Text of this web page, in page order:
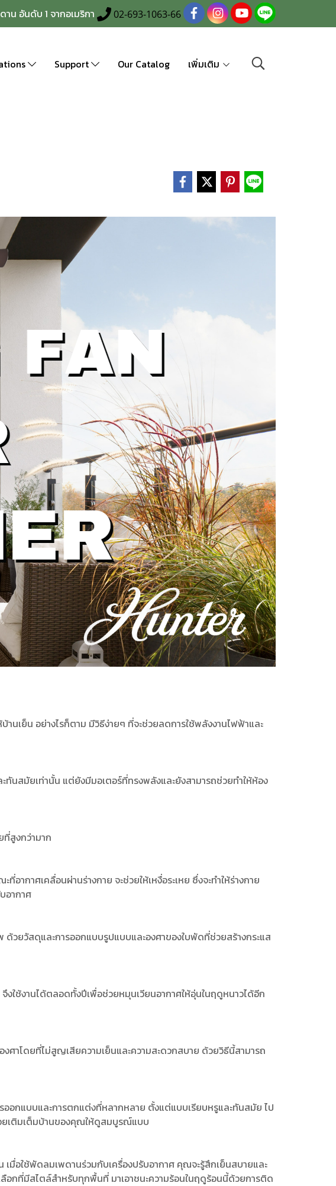
น อันดับ 1 จากอเมริกา 02-693-1063-66
Support Our Catalog เพิ่มเติม
นเย็น อย่างไรก็ตาม มีวิธีง่ายๆ ที่จะช่วยลดการใช้พลังงานไฟฟ้าและ
สมัยเท่านั้น แต่ยังมีมอเตอร์ที่ทรงพลังและยังสามารถช่วยทำให้ห้อง
ที่สูงกว่ามาก
กาศเคลื่อนผ่านร่างกาย จะช่วยให้เหงื่อระเหย ซึ่งจะทำให้ร่างกาย
อากาศ
วยวัสดุและการออกแบบรูปแบบและองศาของใบพัดที่ช่วยสร้างกระแส
งานได้ตลอดทั้งปีเพื่อช่วยหมุนเวียนอากาศให้อุ่นในฤดูหนาวได้อีก
าโดยที่ไม่สูญเสียความเย็นและความสะดวกสบาย ด้วยวิธีนี้สามารถ
กแบบและการตกแต่งที่หลากหลาย ตั้งแต่แบบเรียบหรูและทันสมัย ไป
ยเติมเต็มบ้านของคุณให้ดูสมบูรณ์แบบ
มื่อใช้พัดลมเพดานร่วมกับเครื่องปรับอากาศ คุณจะรู้สึกเย็นสบายและ
กที่มีสไตล์สำหรับทุกพื้นที่ มาเอาชนะความร้อนในฤดูร้อนนี้ด้วยการติด